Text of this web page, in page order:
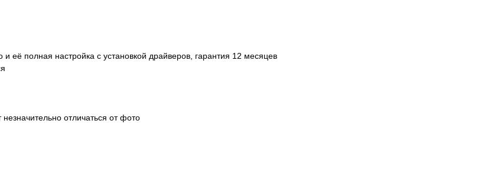
её полная настройка с установкой драйверов, гарантия 12 месяцев
отличаться от фото